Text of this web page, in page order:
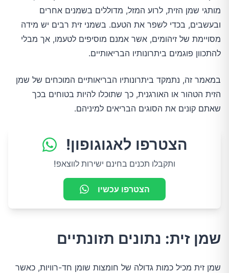
מותגי שמן הזית, לרוע המזל, מדוללים בשמנים אחרים
ובעשבים, בכדי לשפר את הטעם. בשמני זית רבים יש מידה
מסויימת של זיהומים, אשר אמנם מוסיפים לטעמו, אך מבלי
להתכוון פוגמים ביתרונותיו הבריאותיים.
במאמר זה, נתמקד ביתרונותיו הבריאותיים המוכחים של שמן
הזית הטהור או האורגנית, כך שתוכלו להיות בטוחים בכך
שאתם קונים את הסוגים הבריאים למיניהם.
הצטרפו לאגוגופון!
ותקבלו תכנים בחינם ישירות לווצאפ!
הצטרפו עכשיו
שמן זית: נתונים תזונתיים
שמן זית מכיל כמות גדולה של חומצות שומן חד-רוויות, כאשר